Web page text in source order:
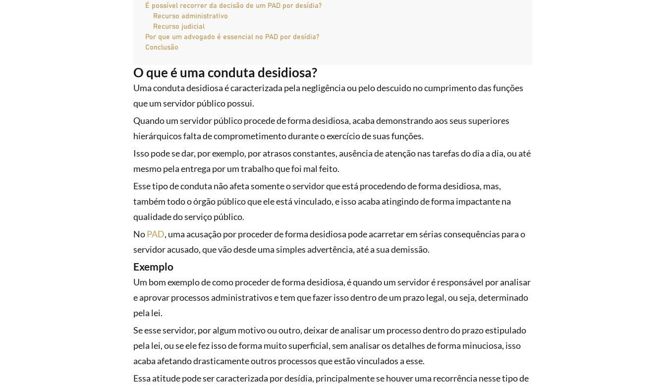
É possível recorrer da decisão de um PAD por desídia?
Recurso administrativo
Recurso judicial
Por que um advogado é essencial no PAD por desídia?
Conclusão
O que é uma conduta desidiosa?
Uma conduta desidiosa é caracterizada pela negligência ou pelo descuido no cumprimento das funções
que um servidor público possui.
Quando um servidor público procede de forma desidiosa, acaba demonstrando aos seus superiores
hierárquicos falta de comprometimento durante o exercício de suas funções.
Isso pode se dar, por exemplo, por atrasos constantes, ausência de atenção nas tarefas do dia a dia, ou até
mesmo pela entrega por um trabalho que foi mal feito.
Esse tipo de conduta não afeta somente o servidor que está procedendo de forma desidiosa, mas,
também todo o órgão público que ele está vinculado, e isso acaba atingindo de forma impactante na
qualidade do serviço público.
NoPAD, uma acusação por proceder de forma desidiosa pode acarretar em sérias consequências para o
servidor acusado, que vão desde uma simples advertência, até a sua demissão.
Exemplo
Um bom exemplo de como proceder de forma desidiosa, é quando um servidor é responsável por analisar
e aprovar processos administrativos e tem que fazer isso dentro de um prazo legal, ou seja, determinado
pela lei.
Se esse servidor, por algum motivo ou outro, deixar de analisar um processo dentro do prazo estipulado
pela lei, ou se ele fez isso de forma muito superficial, sem analisar os detalhes de forma minuciosa, isso
acaba afetando drasticamente outros processos que estão vinculados a esse.
Essa atitude pode ser caracterizada por desídia, principalmente se houver uma recorrência nesse tipo de